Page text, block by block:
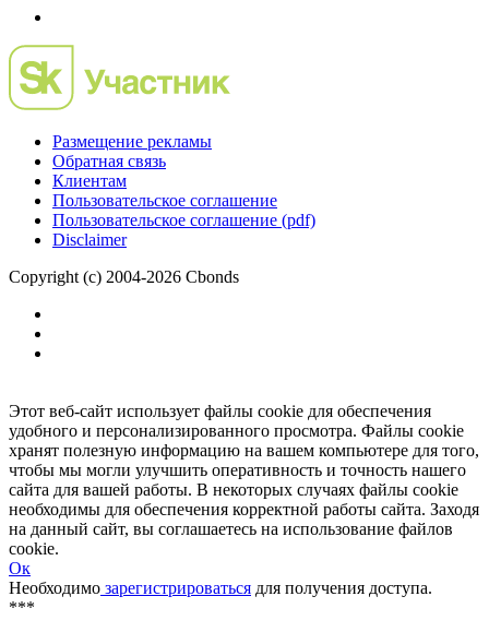
Размещение рекламы
Обратная связь
Пользовательское соглашение
Copyright (c) 2004-2026 Cbonds
Этот веб-сайт использует файлы cookie для обеспечения
удобного и персонализированного просмотра. Файлы cookie
хранят полезную информацию на вашем компьютере для того,
чтобы мы могли улучшить оперативность и точность нашего
сайта для вашей работы. В некоторых случаях файлы cookie
необходимы для обеспечения корректной работы сайта. Заходя
на данный сайт, вы соглашаетесь на использование файлов